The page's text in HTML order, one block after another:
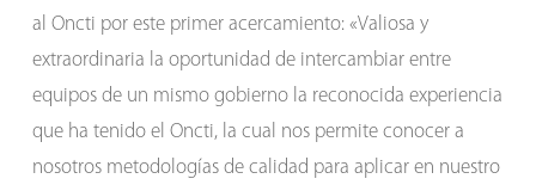
al Oncti por este primer acercamiento: «Valiosa y
extraordinaria la oportunidad de intercambiar entre
equipos de un mismo gobierno la reconocida experiencia
que ha tenido el Oncti, la cual nos permite conocer a
nosotros metodologías de calidad para aplicar en nuestro